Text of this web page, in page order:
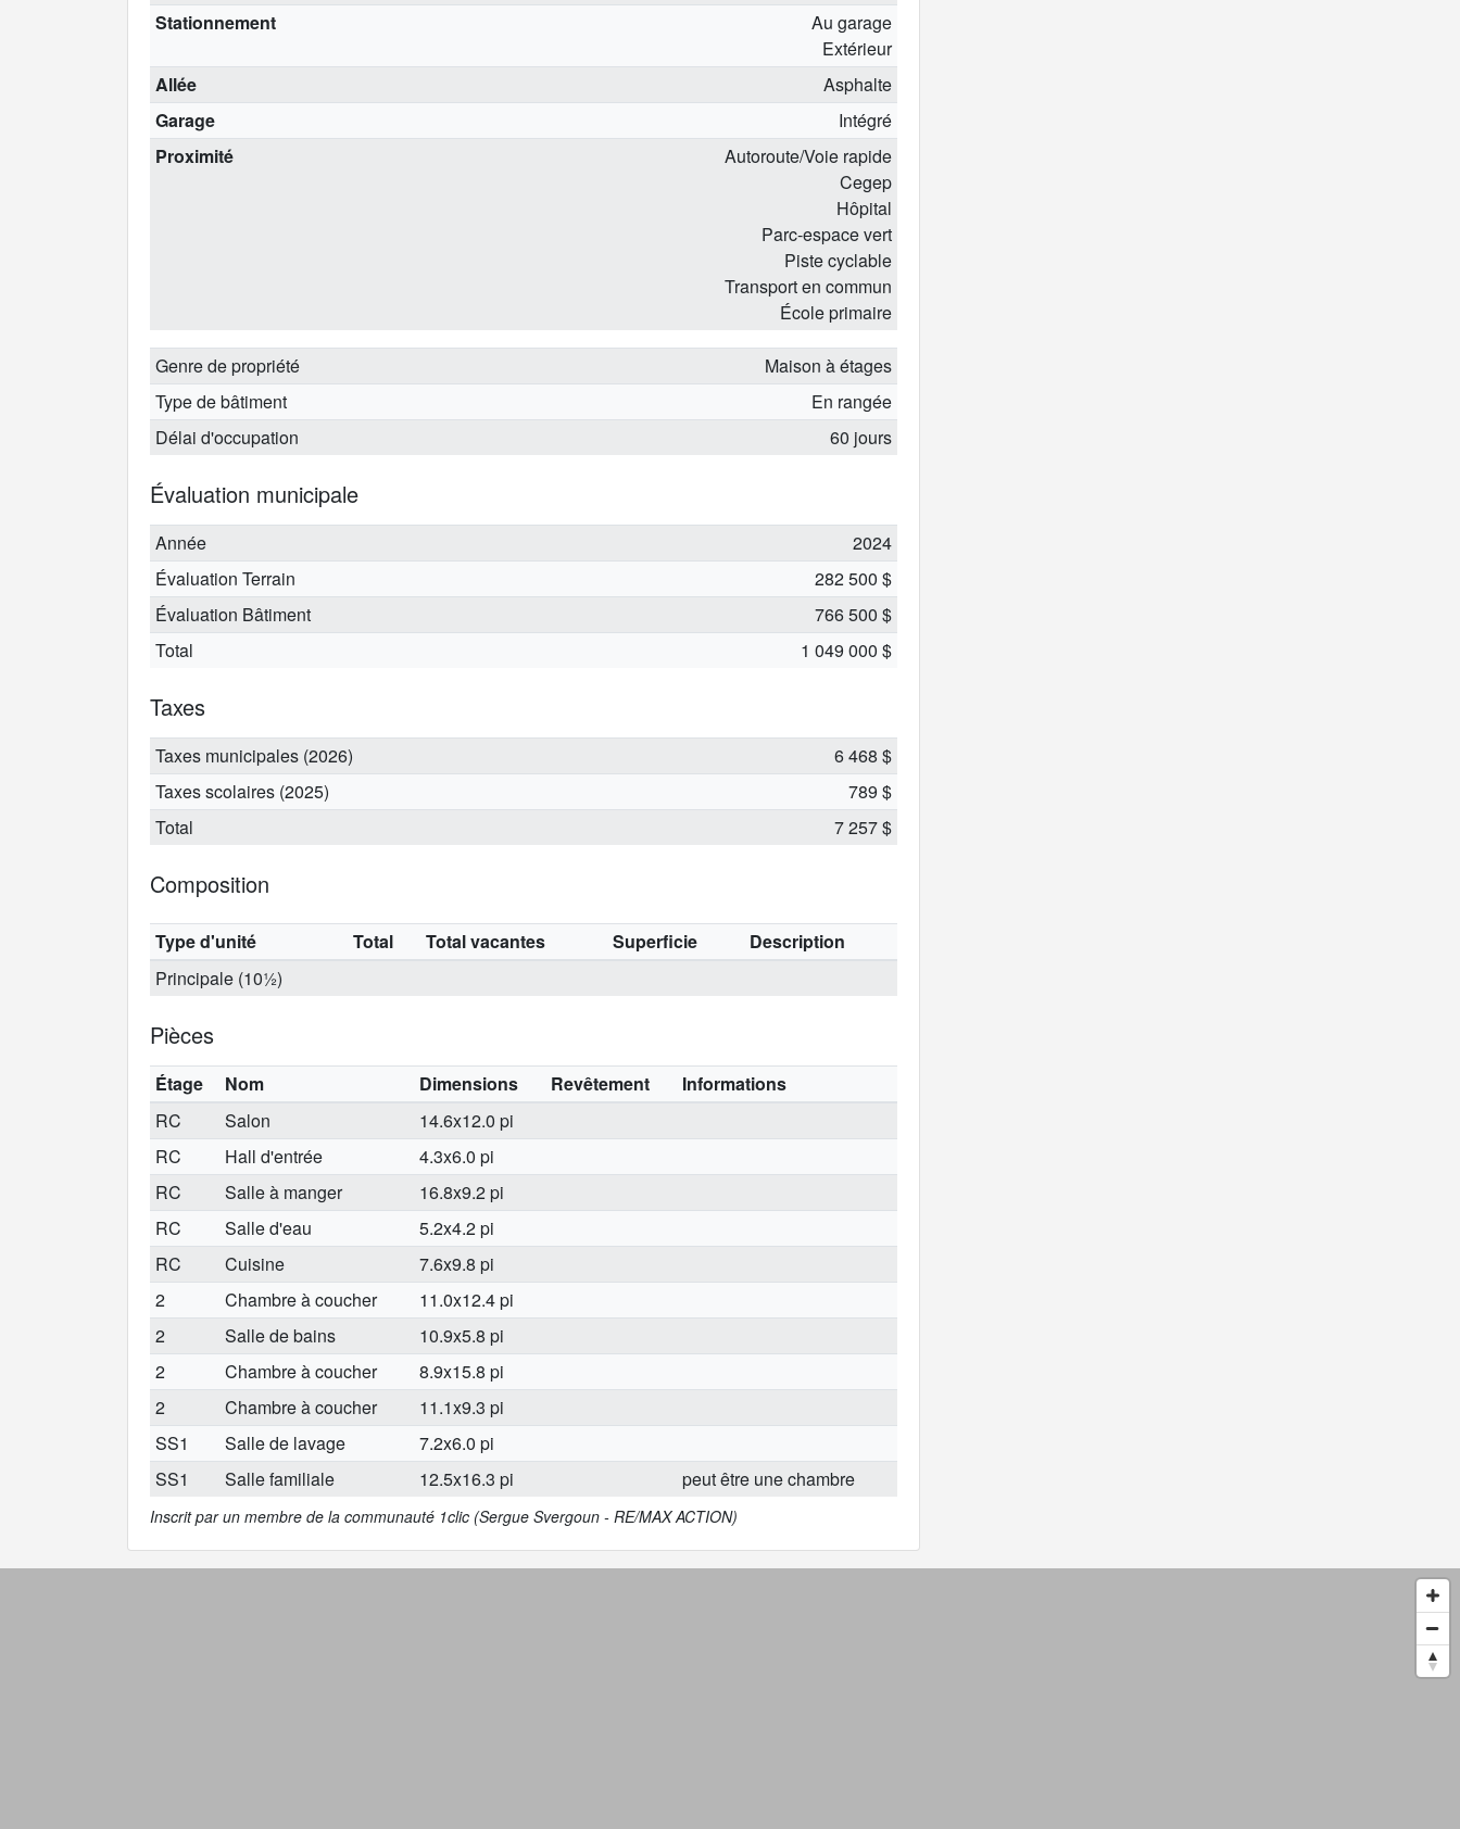
Stationnement
Au garage
Extérieur
Allée
Asphalte
Garage
Intégré
Proximité
Autoroute/Voie rapide
Cegep
Hôpital
Parc-espace vert
Piste cyclable
Transport en commun
École primaire
Genre de propriété
Maison à étages
Type de bâtiment
En rangée
Délai d'occupation
60 jours
Évaluation municipale
Année
2024
Évaluation Terrain
282 500 $
Évaluation Bâtiment
766 500 $
Total
1 049 000 $
Taxes
Taxes municipales (2026)
6 468 $
Taxes scolaires (2025)
789 $
Total
7 257 $
Composition
Type d'unité Total Total vacantes Superficie
Description
Principale (10½)
Pièces
Étage Nom Dimensions Revêtement
Informations
RC
Salon
14.6x12.0 pi
RC
Hall d'entrée
4.3x6.0 pi
RC
Salle à manger
16.8x9.2 pi
RC
Salle d'eau
5.2x4.2 pi
RC
Cuisine
7.6x9.8 pi
2
Chambre à coucher
11.0x12.4 pi
2
Salle de bains
10.9x5.8 pi
2
Chambre à coucher
8.9x15.8 pi
2
Chambre à coucher
11.1x9.3 pi
SS1
Salle de lavage
7.2x6.0 pi
SS1
Salle familiale 12.5x16.3 pi peut être une chambre
Inscrit par un membre de la communauté 1clic (Sergue Svergoun - RE/MAX ACTION)